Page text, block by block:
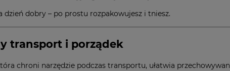
dobry – po prostu rozpakowujesz i tniesz.
transport i porządek
chroni narzędzie podczas transportu, ułatwia